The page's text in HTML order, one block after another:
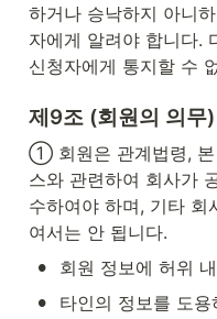
하거나 승낙하지 아니
자에게 알려야 합니다.
신청자에게 통지할 수
제9조 (회원의 의무)
① 회원은 관계법령, 본
스와 관련하여 회사가
수하여야 하며, 기타 회
여서는 안 됩니다.
• 회원 정보에 허위
•
타인의 정보를 도